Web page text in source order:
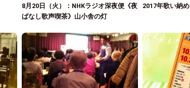
8月20日（火）：NHKラジオ深夜便《夜
ばなし歌声喫茶》山小舎の灯
2017年歌い納め